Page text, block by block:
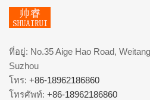
ที่อยู่: No.35 Aige Hao Road,
Suzhou
โทร: +86-18962186860
โทรศัพท์: +86-18962186860